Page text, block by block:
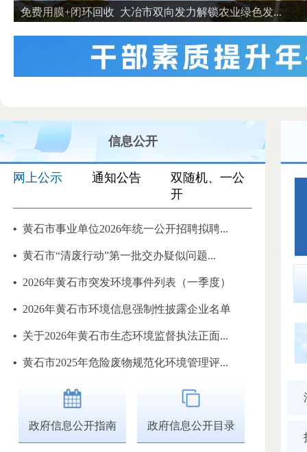
免费用膜+闭环回收 大冶市双向发力解锁农业绿色发...
信息公开
网上公示 通知公告
双随机、一公
开
• 黄石市事业单位2026年统一公开招聘拟聘...
• 黄石市“清废行动”第一批交办疑似问题...
• 2026年黄石市突发环境事件列表（一季度）
• 2026年黄石市环境信息强制性披露企业名单
• 关于2026年黄石市生态环境监督执法正面...
• 黄石市2025年危险废物规范化环境管理评...
政府信息公开指南 政府信息公开目录